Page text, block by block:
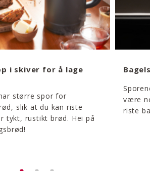
i skiver for å lage
større spor for
slik at du kan riste
tykt, rustikt brød. Hei på
være
riste